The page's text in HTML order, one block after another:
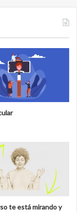
te está mirando y